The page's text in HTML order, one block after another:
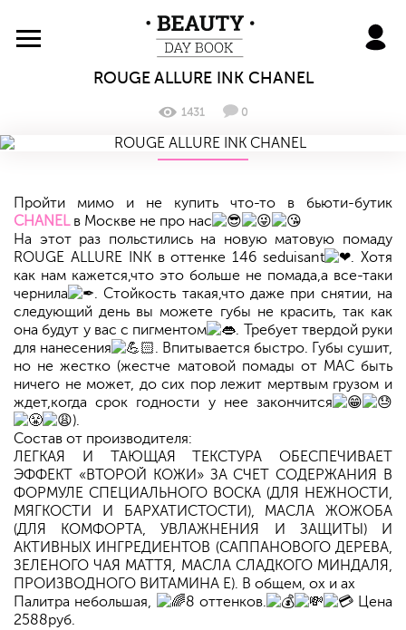
BeautyDayBook
ROUGE ALLURE INK CHANEL
1431 0
Пройти мимо и не купить что-то в бьюти-бутик
CHANELв Москве не про нас
На этот раз польстились на новую матовую помаду
ROUGE ALLURE INK в оттенке 146 seduisant
. Хотя
как нам кажется,что это больше не помада,а все-таки
чернила
. Стойкость такая,что даже при снятии, на
следующий день вы можете губы не красить, так как
она будут у вас с пигментом
. Требует твердой руки
для нанесения
. Впитывается быстро. Губы сушит,
но не жестко (жестче матовой помады от MAC быть
ничего не может, до сих пор лежит мертвым грузом и
ждет,когда срок годности у нее закончится
).
Состав от производителя:
ЛЕГКАЯ И ТАЮЩАЯ ТЕКСТУРА ОБЕСПЕЧИВАЕТ
ЭФФЕКТ «ВТОРОЙ КОЖИ» ЗА СЧЕТ СОДЕРЖАНИЯ В
ФОРМУЛЕ СПЕЦИАЛЬНОГО ВОСКА (ДЛЯ НЕЖНОСТИ,
МЯГКОСТИ И БАРХАТИСТОСТИ), МАСЛА ЖОЖОБА
(ДЛЯ КОМФОРТА, УВЛАЖНЕНИЯ И ЗАЩИТЫ) И
АКТИВНЫХ ИНГРЕДИЕНТОВ (САППАНОВОГО ДЕРЕВА,
ЗЕЛЕНОГО ЧАЯ МАТТЯ, МАСЛА СЛАДКОГО МИНДАЛЯ,
ПРОИЗВОДНОГО ВИТАМИНА E). В общем, ох и ах
Палитра небольшая,
8 оттенков.
Цена
2588руб.